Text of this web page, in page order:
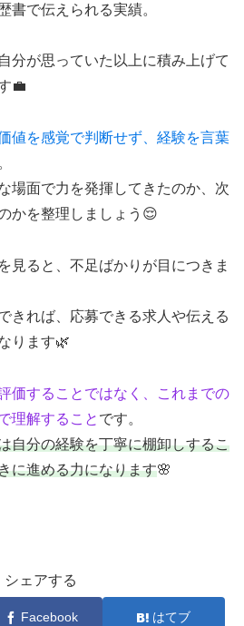
書で伝えられる実績。
分が思っていた以上に積み上げて
💼
値を感覚で判断せず、経験を言葉
。
場面で力を発揮してきたのか、次
かを整理しましょう😌
見ると、不足ばかりが目につきま
きれば、応募できる求人や伝える
ります🌿
価することではなく、これまでの
理解すること です。
自分の経験を丁寧に棚卸しするこ
に進める力になります🌸
シェアする
Facebook はてブ